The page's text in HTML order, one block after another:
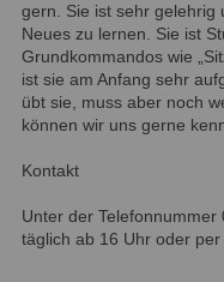
gern. Sie ist sehr
Neues zu lernen. Sie ist
Grundkommandos wie
ist sie am Anfang sehr
übt sie, muss aber noch
können wir uns gerne
Kontakt
Unter der
täglich ab 16 Uhr oder